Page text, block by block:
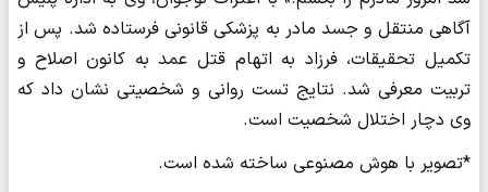
آگاهی منتقل و جسد مادر به پزشکی قانونی فرستاده شد. پس از
تکمیل تحقیقات، فرزاد به اتهام قتل عمد به کانون اصلاح و
تربیت معرفی شد. نتایج تست روانی و شخصیتی نشان داد که
وی دچار اختلال شخصیت است.
*تصویر با هوش مصنوعی ساخته شده است.